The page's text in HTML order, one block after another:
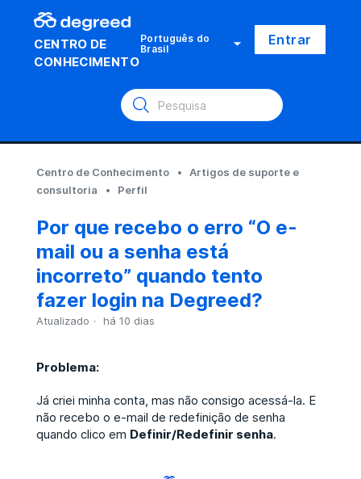
CENTRO DE
CONHECIMENTO
Português do
Brasil Entrar
Centro de Conhecimento
Artigos de suporte e
consultoria
Perfil
Por que recebo o erro “O e-
mail ou a senha está
incorreto” quando tento
fazer login na Degreed?
Atualizado há 10 dias
Problema:
Já criei minha conta, mas não consigo acessá-la. E
não recebo o e-mail de redefinição de senha
quando clico em Definir/Redefinir senha.